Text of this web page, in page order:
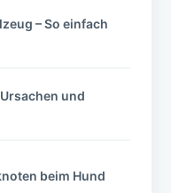
– So einfach
und
beim Hund